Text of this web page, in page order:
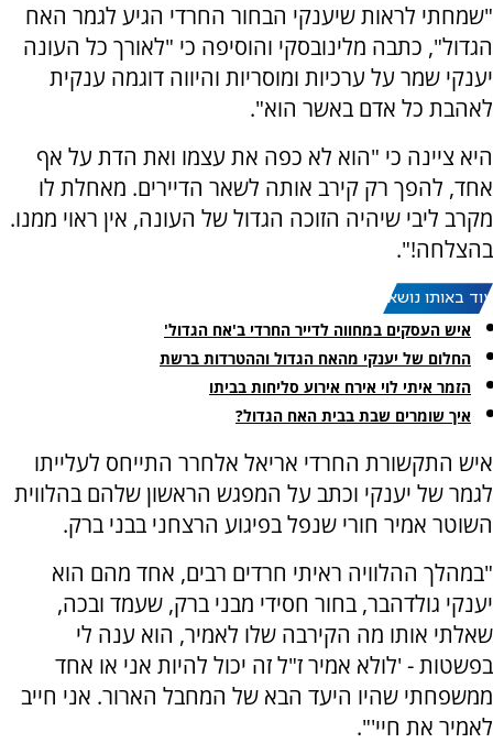
"שמחתי לראות שיענקי הבחור החרדי הגיע לגמר האח
הגדול", כתבה מלינובסקי והוסיפה כי "לאורך כל העונה
יענקי שמר על ערכיות ומוסריות והיווה דוגמה ענקית
לאהבת כל אדם באשר הוא".
היא ציינה כי "הוא לא כפה את עצמו ואת הדת על אף
אחד, להפך רק קירב אותה לשאר הדיירים. מאחלת לו
מקרב ליבי שיהיה הזוכה הגדול של העונה, אין ראוי ממנו.
בהצלחה!".
עוד באותו נושא:
איש העסקים במחווה לדייר החרדי ב'אח הגדול'
החלום של יענקי מהאח הגדול וההטרדות ברשת
הזמר איתי לוי אירח אירוע סליחות בביתו
איך שומרים שבת בבית האח הגדול?
איש התקשורת החרדי אריאל אלחרר התייחס לעלייתו
לגמר של יענקי וכתב על המפגש הראשון שלהם בהלווית
השוטר אמיר חורי שנפל בפיגוע הרצחני בבני ברק.
"במהלך ההלוויה ראיתי חרדים רבים, אחד מהם הוא
יענקי גולדהבר, בחור חסידי מבני ברק, שעמד ובכה,
שאלתי אותו מה הקירבה שלו לאמיר, הוא ענה לי
בפשטות - 'לולא אמיר ז"ל זה יכול להיות אני או אחד
ממשפחתי שהיו היעד הבא של המחבל הארור. אני חייב
לאמיר את חיי'".